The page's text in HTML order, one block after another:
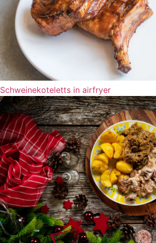
Schweinekoteletts in airfryer